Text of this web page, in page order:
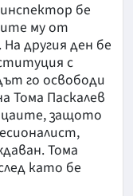
бе
му от
другия ден бе
с
го освободи
Тома Паскалев
защото
Тома
като бе